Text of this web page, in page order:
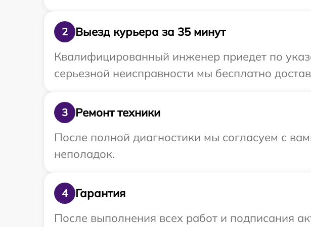
2
Выезд курьера за 35 минут
Квалифицированный инженер приедет по
серьезной неисправности мы бесплатно
3
Ремонт техники
После полной диагностики мы согласуем с
неполадок.
4
Гарантия
После выполнения всех работ и подписания